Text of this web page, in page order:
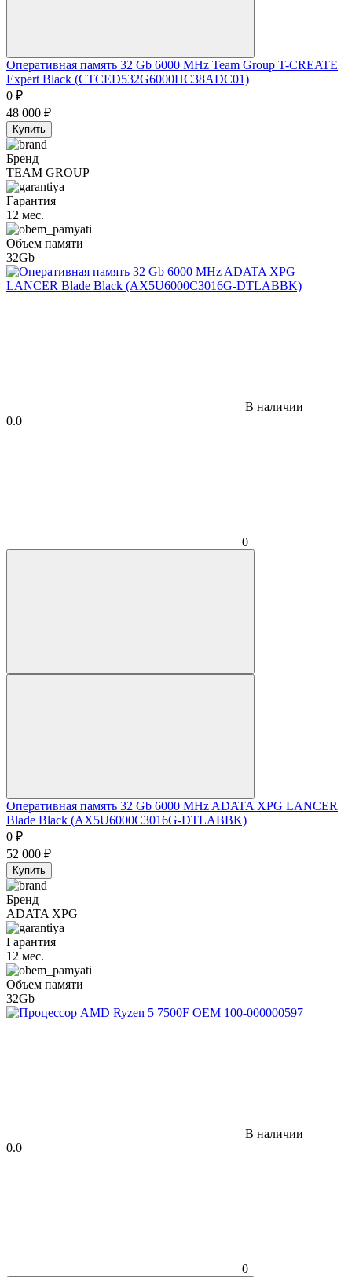
Оперативная память 32 Gb 6000 MHz Team Group T-CREATE
Expert Black (CTCED532G6000HC38ADC01)
0 ₽
48 000 ₽
Купить
Бренд
TEAM GROUP
Гарантия
12 мес.
Объем памяти
32Gb
В наличии
0.0
0
Оперативная память 32 Gb 6000 MHz ADATA XPG LANCER
Blade Black (AX5U6000C3016G-DTLABBK)
0 ₽
52 000 ₽
Купить
Бренд
ADATA XPG
Гарантия
12 мес.
Объем памяти
32Gb
В наличии
0.0
0